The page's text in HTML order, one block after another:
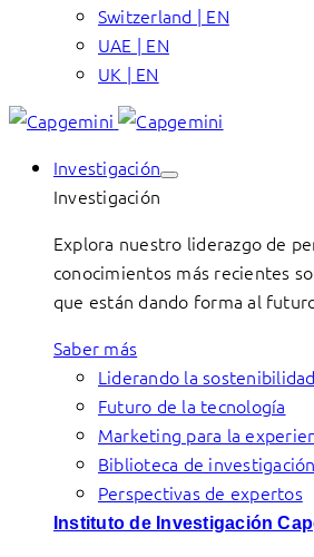
Switzerland | EN
UAE | EN
UK | EN
Investigación
Investigación
Explora nuestro liderazgo de
conocimientos más recientes
que están dando forma al
Saber más
Liderando la sostenibilidad
Futuro de la tecnología
Marketing para la
Biblioteca de investigación
Perspectivas de expertos
Instituto de Investigación